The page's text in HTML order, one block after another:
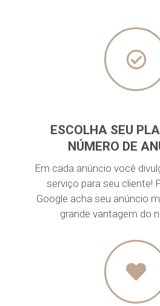
ESCOLHA SEU
NÚMERO DE
Em cada anúncio você
serviço para seu cliente!
Google acha seu anúncio
grande vantagem do